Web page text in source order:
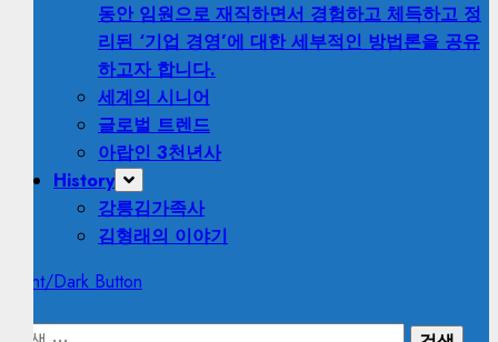
동안 임원으로 재직하면서 경험하고 체득하고 정
리된 ‘기업 경영’에 대한 세부적인 방법론을 공유
하고자 합니다.
세계의 시니어
글로벌 트렌드
아랍인 3천년사
History
강릉김가족사
김형래의 이야기
Light/Dark Button